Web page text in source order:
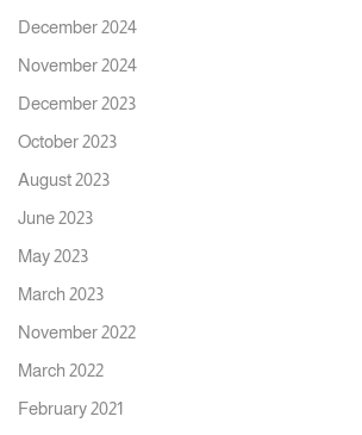
December 2024
November 2024
December 2023
October 2023
August 2023
June 2023
May 2023
March 2023
November 2022
March 2022
February 2021